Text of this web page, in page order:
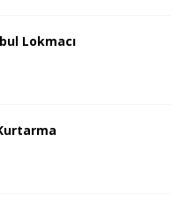
Lokmacı